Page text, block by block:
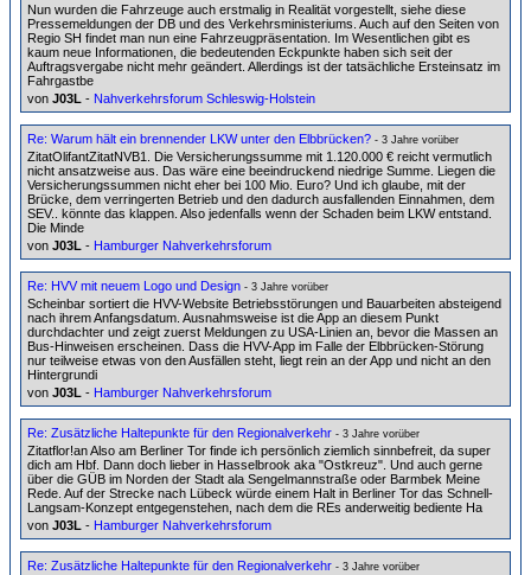
Nun wurden die Fahrzeuge auch erstmalig in Realität vorgestellt, siehe diese
Pressemeldungen der DB und des Verkehrsministeriums. Auch auf den Seiten von
Regio SH findet man nun eine Fahrzeugpräsentation. Im Wesentlichen gibt es
kaum neue Informationen, die bedeutenden Eckpunkte haben sich seit der
Auftragsvergabe nicht mehr geändert. Allerdings ist der tatsächliche Ersteinsatz im
Fahrgastbe
von J03L - Nahverkehrsforum Schleswig-Holstein
Re: Warum hält ein brennender LKW unter den Elbbrücken? - 3 Jahre vorüber
ZitatOlifantZitatNVB1. Die Versicherungssumme mit 1.120.000 € reicht vermutlich
nicht ansatzweise aus. Das wäre eine beeindruckend niedrige Summe. Liegen die
Versicherungssummen nicht eher bei 100 Mio. Euro? Und ich glaube, mit der
Brücke, dem verringerten Betrieb und den dadurch ausfallenden Einnahmen, dem
SEV.. könnte das klappen. Also jedenfalls wenn der Schaden beim LKW entstand.
Die Minde
von J03L - Hamburger Nahverkehrsforum
Re: HVV mit neuem Logo und Design - 3 Jahre vorüber
Scheinbar sortiert die HVV-Website Betriebsstörungen und Bauarbeiten absteigend
nach ihrem Anfangsdatum. Ausnahmsweise ist die App an diesem Punkt
durchdachter und zeigt zuerst Meldungen zu USA-Linien an, bevor die Massen an
Bus-Hinweisen erscheinen. Dass die HVV-App im Falle der Elbbrücken-Störung
nur teilweise etwas von den Ausfällen steht, liegt rein an der App und nicht an den
Hintergrundi
von J03L - Hamburger Nahverkehrsforum
Re: Zusätzliche Haltepunkte für den Regionalverkehr - 3 Jahre vorüber
Zitatflor!an Also am Berliner Tor finde ich persönlich ziemlich sinnbefreit, da super
dich am Hbf. Dann doch lieber in Hasselbrook aka "Ostkreuz". Und auch gerne
über die GÜB im Norden der Stadt ala Sengelmannstraße oder Barmbek Meine
Rede. Auf der Strecke nach Lübeck würde einem Halt in Berliner Tor das Schnell-
Langsam-Konzept entgegenstehen, nach dem die REs anderweitig bediente Ha
von J03L - Hamburger Nahverkehrsforum
Re: Zusätzliche Haltepunkte für den Regionalverkehr - 3 Jahre vorüber